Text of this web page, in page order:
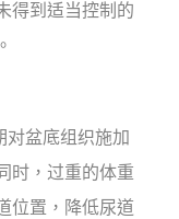
得到适当控制的
盆底组织施加
时，过重的体重
位置，降低尿道